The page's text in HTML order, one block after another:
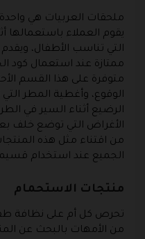
ملحقات العربيات هي
يقوم العملاء باستعمالها
التي تناسب الأطفال،
ممتازة عند استعمال كود
متوفرة على هذا القسم
الوقوع، وأغطية المطر
الرضيع أثناء السير في
الأغراض التي توضع خلف
من اقتناء مثل هذه
الجميع عند استخدام
منتجات الاستحمام
تحرص كل أم على نظافة
من الأمهات بالبحث عن